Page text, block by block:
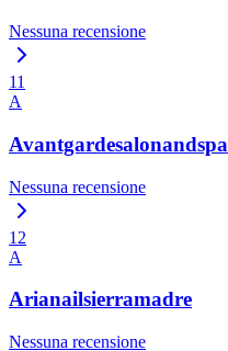
Nessuna recensione
11
A
Avantgardesalonandspa
Nessuna recensione
12
A
Arianailsierramadre
Nessuna recensione